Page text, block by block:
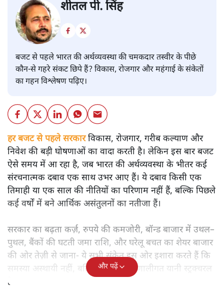
शीतल पी. सिंह
बजट से पहले भारत की अर्थव्यवस्था की चमकदार तस्वीर के पीछे
कौन-से गहरे संकट छिपे हैं? विकास, रोजगार और महंगाई के संकेतों
का गहन विश्लेषण पढ़िए।
हर बजट से पहले सरकारविकास, रोजगार, गरीब कल्याण और
निवेश की बड़ी घोषणाओं का वादा करती है। लेकिन इस बार बजट
ऐसे समय में आ रहा है, जब भारत की अर्थव्यवस्था के भीतर कई
संरचनात्मक दबाव एक साथ उभर आए हैं। ये दबाव किसी एक
तिमाही या एक साल की नीतियों का परिणाम नहीं हैं, बल्कि पिछले
कई वर्षों में बने आर्थिक असंतुलनों का नतीजा हैं।
सरकार का बढ़ता कर्ज़, रुपये की कमजोरी, बॉन्ड बाजार में उथल–
पुथल, बैंकों की घटती जमा राशि, और घरेलू बचत का शेयर बाजार
की ओर तेज़ी से जाना- ये सभी संकेत इस ओर इशारा करते हैं कि
समस्या अस्थायी नहीं, बल्कि गहरी और प्रणालीगत यानी स्ट्रक्चरल
है।
और पढ़ें